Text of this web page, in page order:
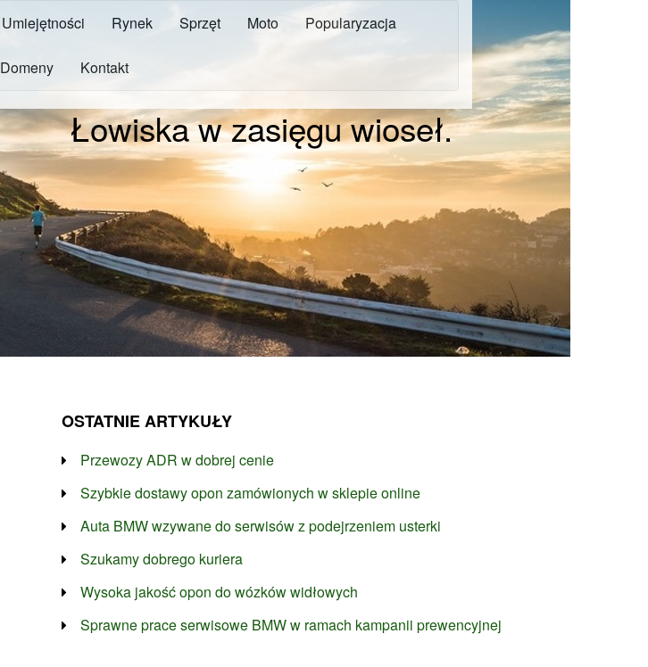
Umiejętności Rynek Sprzęt Moto Popularyzacja
Domeny Kontakt
Łowiska w zasięgu wioseł.
OSTATNIE ARTYKUŁY
Przewozy ADR w dobrej cenie
Szybkie dostawy opon zamówionych w sklepie online
Auta BMW wzywane do serwisów z podejrzeniem usterki
Szukamy dobrego kuriera
Wysoka jakość opon do wózków widłowych
Sprawne prace serwisowe BMW w ramach kampanii prewencyjnej